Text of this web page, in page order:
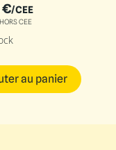
€/CEE
CEE
au panier